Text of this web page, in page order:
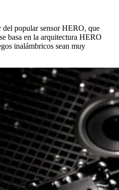
del popular sensor HERO, que
basa en la arquitectura HERO
inalámbricos sean muy